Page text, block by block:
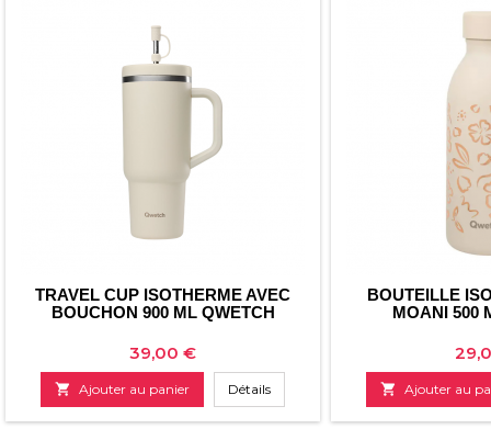
TRAVEL CUP ISOTHERME AVEC
BOUCHON 900 ML QWETCH
Prix
39,00 €
 Ajouter au panier Détails
BOUTEILLE
MOANI 500
Prix
 Ajouter au